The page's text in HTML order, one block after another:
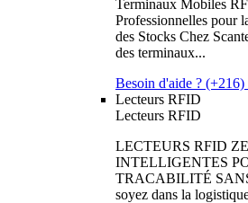
Terminaux Mobiles
Professionnelles pour
des Stocks Chez
des terminaux...
Besoin d'aide ?
Lecteurs RFID
Lecteurs RFID
LECTEURS RFID
INTELLIGENTES
TRACABILITÉ
soyez dans la